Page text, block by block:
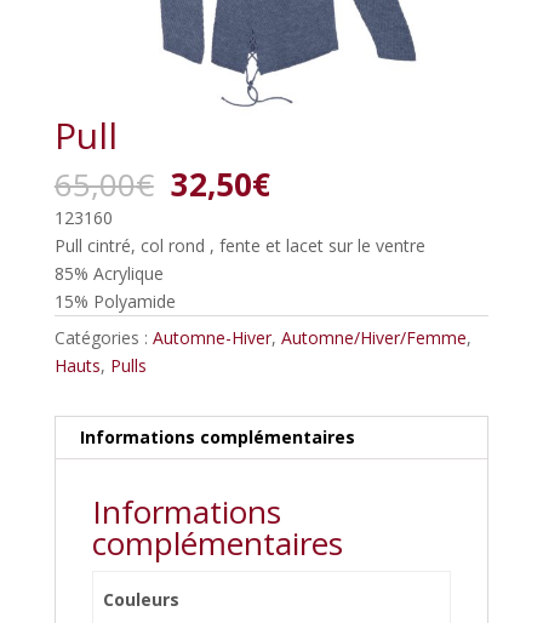
Pull
65,00€ Le
prix
initial
était :
65,00€.
32,50€Le
prix
actuel
est :
123160
Pull cintré, col rond , fente et lacet sur le ventre
85% Acrylique
15% Polyamide
Catégories : Automne-Hiver, Automne/Hiver/Femme,
Hauts, Pulls
Informations complémentaires
Informations
complémentaires
Couleurs